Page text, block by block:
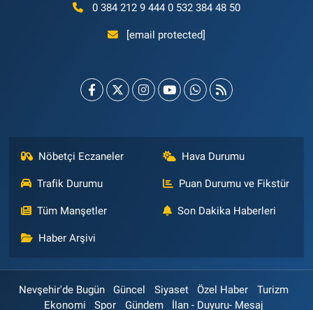
0 384 212 9 444 0 532 384 48 50
[email protected]
Nöbetçi Eczaneler Hava Durumu
Trafik Durumu Puan Durumu ve Fikstür
Tüm Manşetler Son Dakika Haberleri
Haber Arşivi
Nevşehir'de Bugün Güncel Siyaset Özel Haber
Turizm
Ekonomi
Spor Gündem İlan - Duyuru- Mesaj